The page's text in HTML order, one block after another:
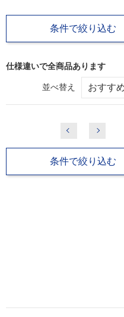
条件で絞り込む
仕様違いで全商品あります
並べ替え
条件で絞り込む